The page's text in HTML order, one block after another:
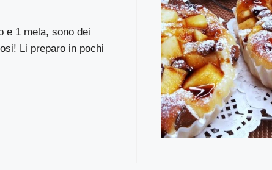
e 1 mela, sono dei
Li preparo in pochi